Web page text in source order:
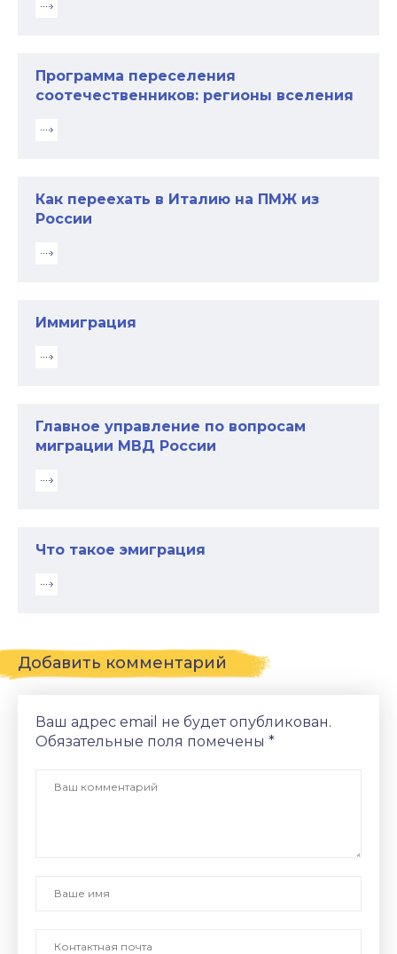
Программа переселения
соотечественников: регионы вселения
Как переехать в Италию на ПМЖ из
России
Иммиграция
Главное управление по вопросам
миграции МВД России
Что такое эмиграция
Добавить комментарий
Ваш адрес email не будет опубликован.
Обязательные поля помечены *